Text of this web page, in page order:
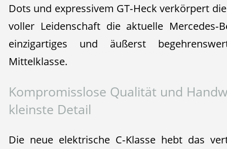
Dots und expressivem GT‑Heck verkörpert
voller Leidenschaft die aktuelle
einzigartiges und äußerst
Mittelklasse.
Kompromisslose Qualität und
kleinste Detail
Die neue elektrische C‑Klasse hebt das